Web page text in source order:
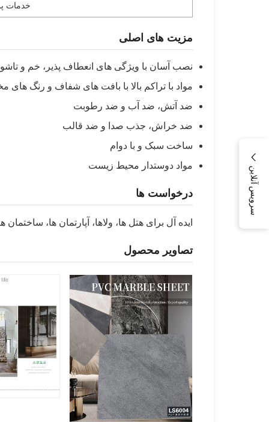
سرویس آنلاین
خدمات
مزیت های اصلی
نصب آسان با ویژگی های انعطاف پذیر، خم و تاشو
مواد با تراکم بالا با بافت های شفاف و رنگ های
ضد آتش، ضد آب و ضد رطوبت
ضد خراش، جذب صدا و ضد قالب
ساخت سبک و با دوام
مواد دوستدار محیط زیست
درخواست ها
ایده آل برای هتل ها، ولاها، آپارتمان ها،
تصاویر محصول